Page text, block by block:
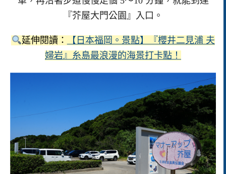
『芥屋大門公園』入口。
延伸閱讀：
【日本福岡。景點】『櫻井二見浦 夫
婦岩』糸島最浪漫的海景打卡點！